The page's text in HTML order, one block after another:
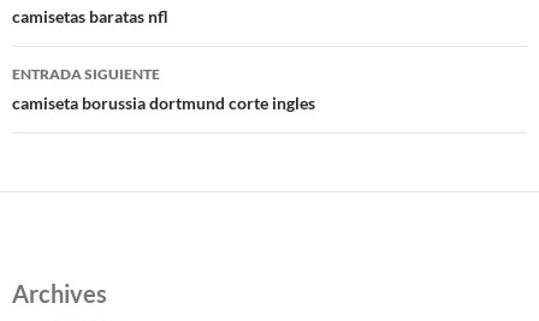
de
entradas
camisetas baratas nfl
ENTRADA SIGUIENTE
camiseta borussia dortmund corte ingles
Archives